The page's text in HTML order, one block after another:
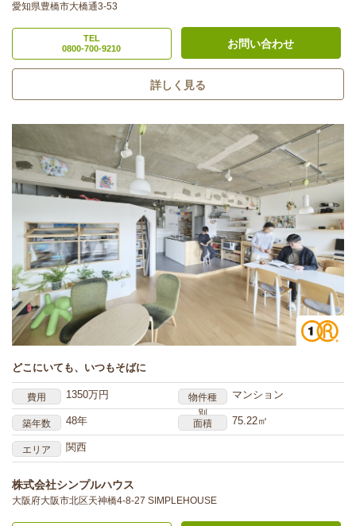
愛知県豊橋市大橋通3-53
TEL
0800-700-9210
お問い合わせ
詳しく見る
どこにいても、いつもそばに
費用 1350万円
物件種
別
マンション
築年数 48年 面積 75.22㎡
エリア 関西
株式会社シンプルハウス
大阪府大阪市北区天神橋4-8-27 SIMPLEHOUSE